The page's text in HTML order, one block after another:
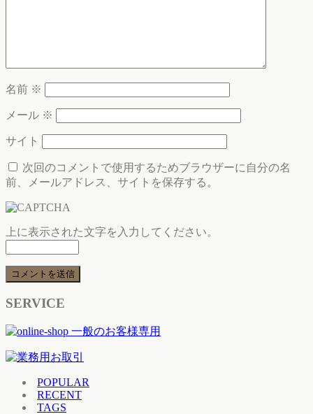
名前 ※
メール ※
サイト
次回のコメントで使用するためブラウザーに自分の名
前、メールアドレス、サイトを保存する。
上に表示された文字を入力してください。
SERVICE
POPULAR
RECENT
TAGS